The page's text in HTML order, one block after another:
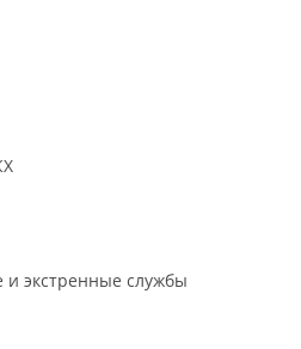
экстренные службы